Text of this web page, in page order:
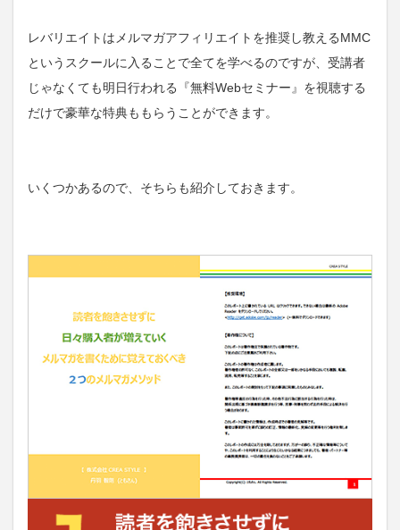
レバリエイトはメルマガアフィリエイトを推奨し教えるMMC
というスクールに入ることで全てを学べるのですが、受講者
じゃなくても明日行われる『無料Webセミナー』を視聴する
だけで豪華な特典ももらうことができます。
いくつかあるので、そちらも紹介しておきます。